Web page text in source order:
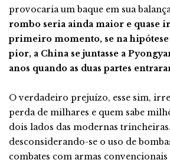
provocaria um baque em sua
rombo seria ainda maior e quase
primeiro momento, se na hipótese
pior, a China se juntasse a
anos quando as duas partes
O verdadeiro prejuízo, esse sim,
perda de milhares e quem sabe
dois lados das modernas
desconsiderando-se o uso de
combates com armas